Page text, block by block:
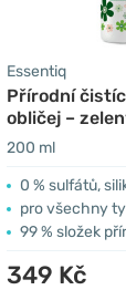
Essentiq
Přírodní
obličej –
may chang
200 ml
0 % sulfátů,
pro všechny
99 % složek
349 Kč